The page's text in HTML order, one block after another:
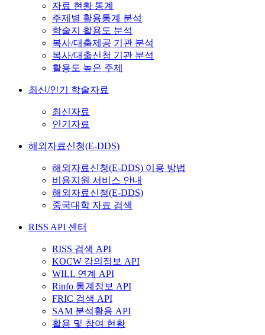
자료 현황 통계
주제별 활용통계 분석
학술지 활용도 분석
복사/대출제공 기관 분석
복사/대출신청 기관 분석
활용도 높은 주제
최신/인기 학술자료
최신자료
인기자료
해외자료신청(E-DDS)
해외자료신청(E-DDS) 이용 방법
비용지원 서비스 안내
해외자료신청(E-DDS)
중국대학 자료 검색
RISS API 센터
RISS 검색 API
KOCW 강의정보 API
WILL 연계 API
Rinfo 통계정보 API
FRIC 검색 API
SAM 분석활용 API
활용 및 참여 현황